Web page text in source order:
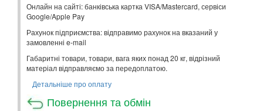
Онлайн на сайті: банківська картка VISA/Mastercard, сервіси
Google/Apple Pay
Рахунок підприємства: відправимо рахунок на вказаний у
замовленні e-mail
Габаритні товари, товари, вага яких понад 20 кг, відрізний
матеріал відправляємо за передоплатою.
Детальніше про оплату
Повернення та обмін